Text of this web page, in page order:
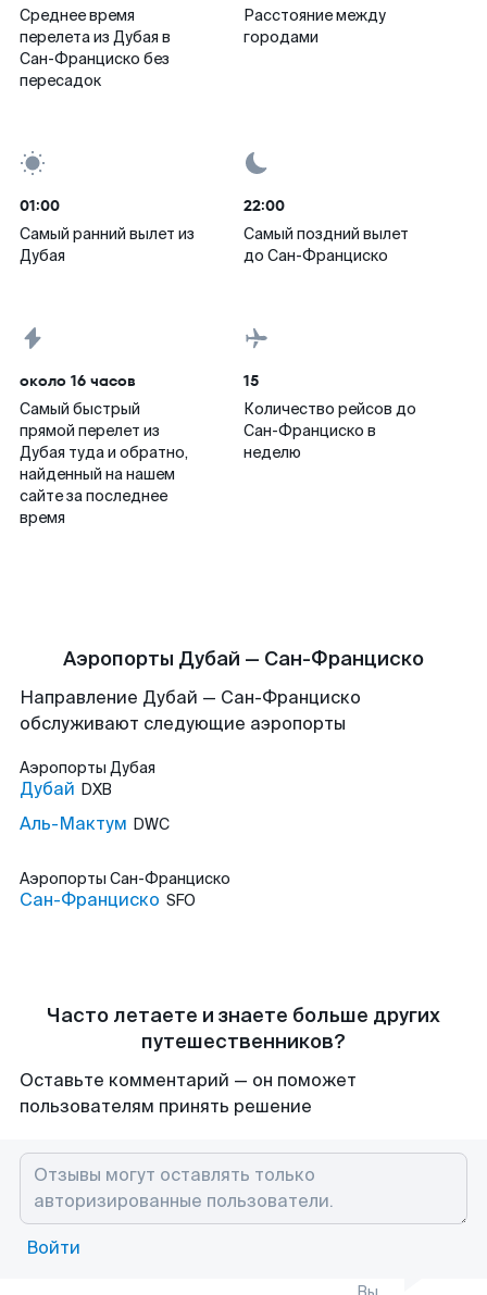
Среднее время
перелета из Дубая в
Сан-Франциско без
пересадок
Расстояние между
городами
01:00
Самый ранний вылет из
Дубая
22:00
Самый поздний вылет
до Сан-Франциско
около 16 часов
Самый быстрый
прямой перелет из
Дубая туда и обратно,
найденный на нашем
сайте за последнее
время
15
Количество рейсов до
Сан-Франциско в
неделю
Аэропорты Дубай — Сан-Франциско
Направление Дубай — Сан-Франциско
обслуживают следующие аэропорты
Аэропорты Дубая
Дубай DXB
Аль-Мактум DWC
Аэропорты Сан-Франциско
Сан-Франциско SFO
Часто летаете и знаете больше других
путешественников?
Оставьте комментарий — он поможет
пользователям принять решение
Войти